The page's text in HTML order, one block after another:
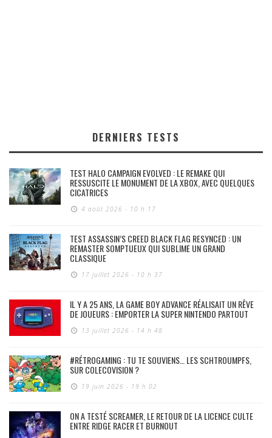
DERNIERS TESTS
TEST HALO CAMPAIGN EVOLVED : LE REMAKE QUI
RESSUSCITE LE MONUMENT DE LA XBOX, AVEC QUELQUES
CICATRICES
4 août 2026 - 10 h 17
TEST ASSASSIN’S CREED BLACK FLAG RESYNCED : UN
REMASTER SOMPTUEUX QUI SUBLIME UN GRAND
CLASSIQUE
17 juillet 2026 - 10 h 37
IL Y A 25 ANS, LA GAME BOY ADVANCE RÉALISAIT UN RÊVE
DE JOUEURS : EMPORTER LA SUPER NINTENDO PARTOUT
13 juillet 2026 - 14 h 48
#RÉTROGAMING : TU TE SOUVIENS… LES SCHTROUMPFS,
SUR COLECOVISION ?
19 juin 2026 - 19 h 02
ON A TESTÉ SCREAMER, LE RETOUR DE LA LICENCE CULTE
ENTRE RIDGE RACER ET BURNOUT